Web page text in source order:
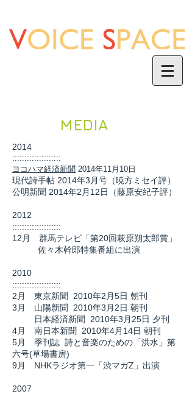
MEDIA
2014
::::::::::::::::::::
ヨコハマ経済新聞 2014年11月10日
現代詩手帖 2014年3月号（暁方ミセイ評）
公明新聞 2014年2月12日（藤原安紀子評）
2012
::::::::::::::::::::
12月 群馬テレビ「第20回萩原朔太郎賞」
佐々木幹郎特集番組に出演
2010
::::::::::::::::::::
2月 東京新聞 2010年2月5日 朝刊
3月 山陽新聞 2010年3月2日 朝刊
日本経済新聞 2010年3月25日 夕刊
4月 南日本新聞 2010年4月14日 朝刊
5月 季刊誌 詩と音楽のための「洪水」第
六号(草場書房)
9月 NHKラジオ第一「渋マガZ」出演
2007